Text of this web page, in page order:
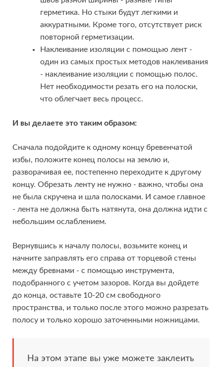
герметика. Но стыки будут легкими и
аккуратными. Кроме того, отсутствует риск
повторной герметизации.
Наклеивание изоляции с помощью лент -
один из самых простых методов наклеивания
- наклеивание изоляции с помощью полос.
Нет необходимости резать его на полоски,
что облегчает весь процесс.
И вы делаете это таким образом:
Сначала подойдите к одному концу бревенчатой
избы, положите конец полосы на землю и,
разворачивая ее, постепенно переходите к другому
концу. Обрезать ленту не нужно - важно, чтобы она
не была скручена и шла полосками. И самое главное
- лента не должна быть натянута, она должна идти с
небольшим ослаблением.
Вернувшись к началу полосы, возьмите конец и
начните заправлять его справа от торцевой стены
между бревнами - с помощью инструмента,
подобранного с учетом зазоров. Когда вы дойдете
до конца, оставьте 10-20 см свободного
пространства, и только после этого можно разрезать
полосу и только хорошо заточенными ножницами.
На этом этапе вы уже можете заклеить